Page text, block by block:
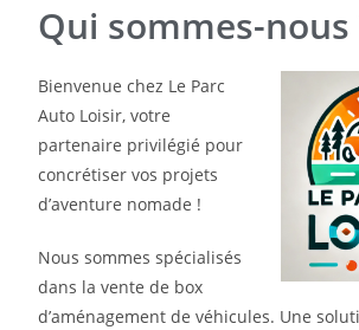
Qui sommes-nous
Bienvenue chez Le Parc
Auto Loisir, votre
partenaire privilégié pour
concrétiser vos projets
d’aventure nomade !
Nous sommes spécialisés
dans la vente de box
d’aménagement de véhicules. Une